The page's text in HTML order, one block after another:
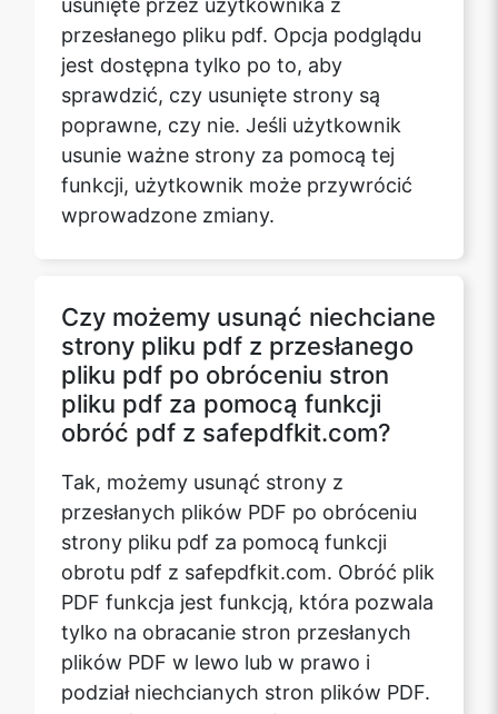
przesłanego pliku pdf. Opcja podglądu
jest dostępna tylko po to, aby
sprawdzić, czy usunięte strony są
poprawne, czy nie. Jeśli użytkownik
usunie ważne strony za pomocą tej
funkcji, użytkownik może przywrócić
wprowadzone zmiany.
Czy możemy usunąć niechciane
strony pliku pdf z przesłanego
pliku pdf po obróceniu stron
pliku pdf za pomocą funkcji
obróć pdf z safepdfkit.com?
Tak, możemy usunąć strony z
przesłanych plików PDF po obróceniu
strony pliku pdf za pomocą funkcji
obrotu pdf z safepdfkit.com. Obróć plik
PDF funkcja jest funkcją, która pozwala
tylko na obracanie stron przesłanych
plików PDF w lewo lub w prawo i
podział niechcianych stron plików PDF.